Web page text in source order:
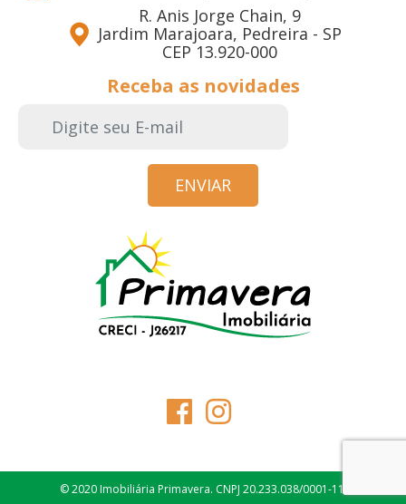
R. Anis Jorge Chain, 9
Jardim Marajoara, Pedreira - SP
CEP 13.920-000
Receba as novidades
E-mail
© 2020 Imobiliária Primavera. CNPJ 20.233.038/0001-11.